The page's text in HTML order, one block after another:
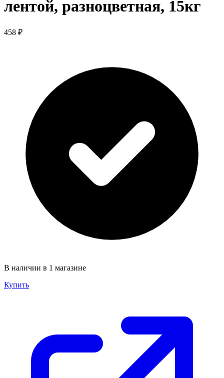
лентой, разноцветная, 15кг
458 ₽
В наличии в 1 магазине
Купить